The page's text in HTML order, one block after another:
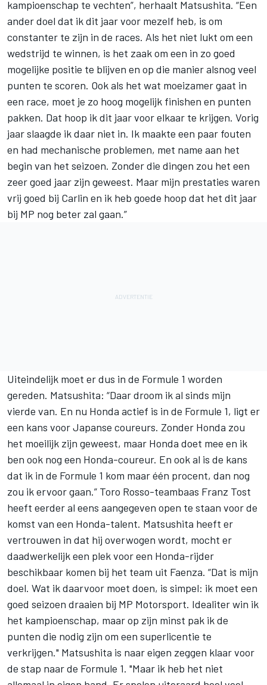
kampioenschap te vechten”, herhaalt Matsushita. “Een
ander doel dat ik dit jaar voor mezelf heb, is om
constanter te zijn in de races. Als het niet lukt om een
wedstrijd te winnen, is het zaak om een in zo goed
mogelijke positie te blijven en op die manier alsnog veel
punten te scoren. Ook als het wat moeizamer gaat in
een race, moet je zo hoog mogelijk finishen en punten
pakken. Dat hoop ik dit jaar voor elkaar te krijgen. Vorig
jaar slaagde ik daar niet in. Ik maakte een paar fouten
en had mechanische problemen, met name aan het
begin van het seizoen. Zonder die dingen zou het een
zeer goed jaar zijn geweest. Maar mijn prestaties waren
vrij goed bij Carlin en ik heb goede hoop dat het dit jaar
bij MP nog beter zal gaan.”
Uiteindelijk moet er dus in de Formule 1 worden
gereden. Matsushita: “Daar droom ik al sinds mijn
vierde van. En nu Honda actief is in de Formule 1, ligt er
een kans voor Japanse coureurs. Zonder Honda zou
het moeilijk zijn geweest, maar Honda doet mee en ik
ben ook nog een Honda-coureur. En ook al is de kans
dat ik in de Formule 1 kom maar één procent, dan nog
zou ik ervoor gaan.” Toro Rosso-teambaas Franz Tost
heeft eerder al eens aangegeven open te staan voor de
komst van een Honda-talent. Matsushita heeft er
vertrouwen in dat hij overwogen wordt, mocht er
daadwerkelijk een plek voor een Honda-rijder
beschikbaar komen bij het team uit Faenza. “Dat is mijn
doel. Wat ik daarvoor moet doen, is simpel: ik moet een
goed seizoen draaien bij MP Motorsport. Idealiter win ik
het kampioenschap, maar op zijn minst pak ik de
punten die nodig zijn om een superlicentie te
verkrijgen." Matsushita is naar eigen zeggen klaar voor
de stap naar de Formule 1. "Maar ik heb het niet